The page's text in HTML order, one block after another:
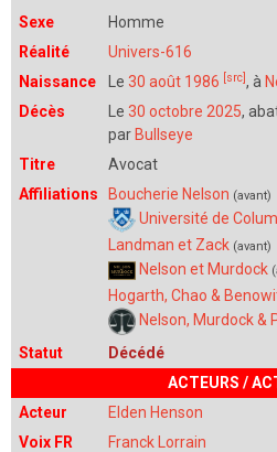
Sexe
Homme
Réalité
Univers-616
Naissance
Le 30 août 1986 [src], à
Décès
Le 30 octobre 2025,
par Bullseye
Titre
Avocat
Affiliations
Boucherie Nelson (avant)
Université de
Landman et Zack (avant)
Nelson et Murdock
Hogarth, Chao &
Nelson, Murdock &
Statut
Décédé
ACTEURS /
Acteur
Elden Henson
Voix FR
Franck Lorrain